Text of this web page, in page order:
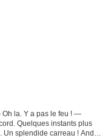
la. Y a pas le feu ! —
Quelques instants plus
splendide carreau ! André